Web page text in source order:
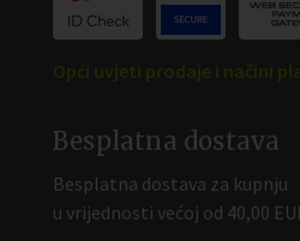
Besplatna dostava
Besplatna dostava za kupnju
u vrijednosti većoj od 40,00